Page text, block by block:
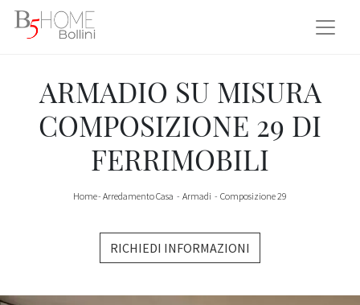
ARMADIO SU MISURA
COMPOSIZIONE 29 DI
FERRIMOBILI
Home- Arredamento Casa - Armadi - Composizione 29
RICHIEDI INFORMAZIONI